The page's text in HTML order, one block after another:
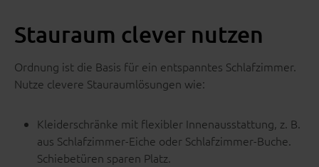
Stauraum clever nutzen
Ordnung ist die Basis für ein entspanntes Schlafzimmer.
Nutze clevere Stauraumlösungen wie:
Kleiderschränke mit flexibler Innenausstattung, z. B.
aus Schlafzimmer-Eiche oder Schlafzimmer-Buche.
Schiebetüren sparen Platz.